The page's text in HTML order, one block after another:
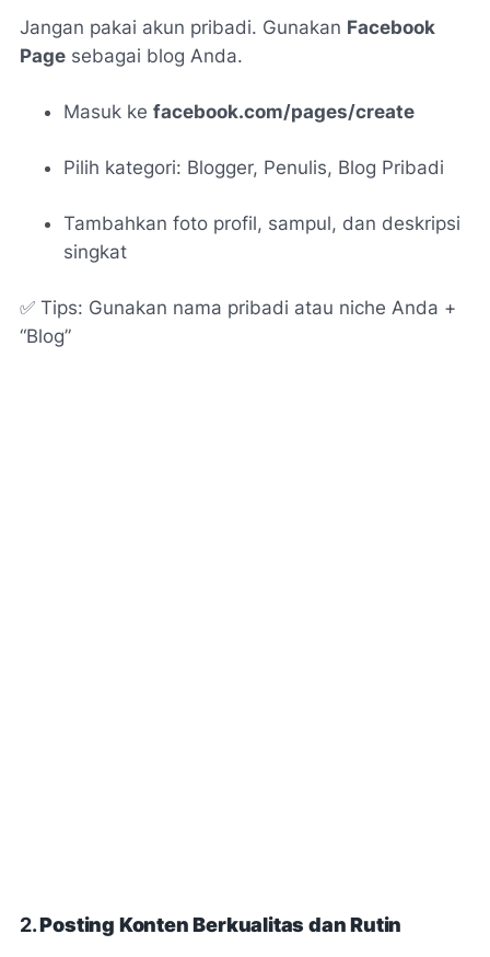
Jangan pakai akun pribadi. Gunakan Facebook
Page sebagai blog Anda.
Masuk ke facebook.com/pages/create
Pilih kategori: Blogger, Penulis, Blog Pribadi
Tambahkan foto profil, sampul, dan deskripsi
singkat
✅ Tips: Gunakan nama pribadi atau niche Anda +
“Blog”
2.Posting Konten Berkualitas dan Rutin